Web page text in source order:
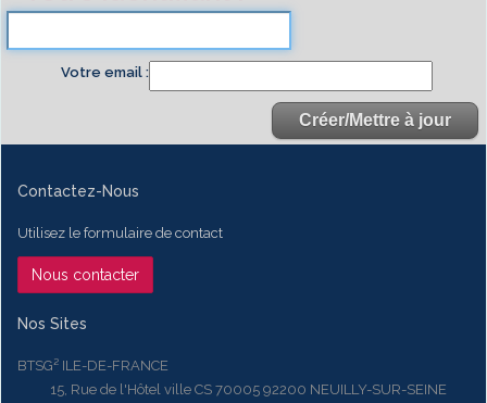
Votre email
Contactez-Nous
Utilisez le formulaire de contact
Nous contacter
Nos Sites
BTSG² ILE-DE-FRANCE
15, Rue de l'Hôtel ville CS 70005 92200 NEUILLY-SUR-SEINE